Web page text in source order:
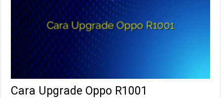
Cara Upgrade Oppo R1001